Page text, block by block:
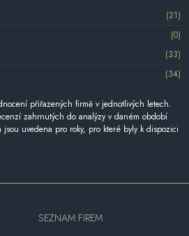
(21)
(0)
(33)
(34)
přiřazených firmě v jednotlivých letech.
zahrnutých do analýzy v daném období
uvedena pro roky, pro které byly k dispozici
SEZNAM FIREM